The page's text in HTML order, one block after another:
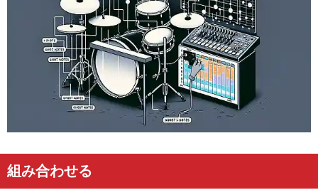
組み合わせる